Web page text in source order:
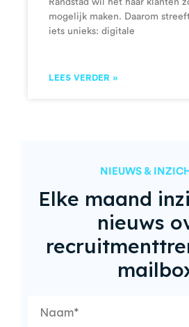
mogelijk maken. Daarom
iets unieks: digitale
LEES VERDER »
NIEUWS &
Elke maand
nieuws